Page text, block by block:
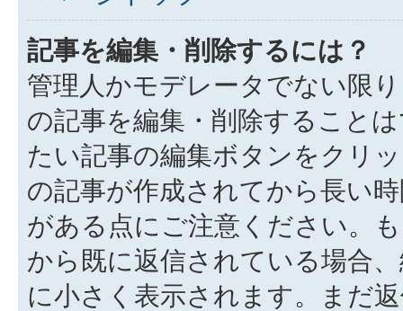
記事を編集・削除するには？
管理人かモデレータでない限
の記事を編集・削除すること
たい記事の編集ボタンをクリ
の記事が作成されてから長い
がある点にご注意ください。
から既に返信されている場合
に小さく表示されます。まだ